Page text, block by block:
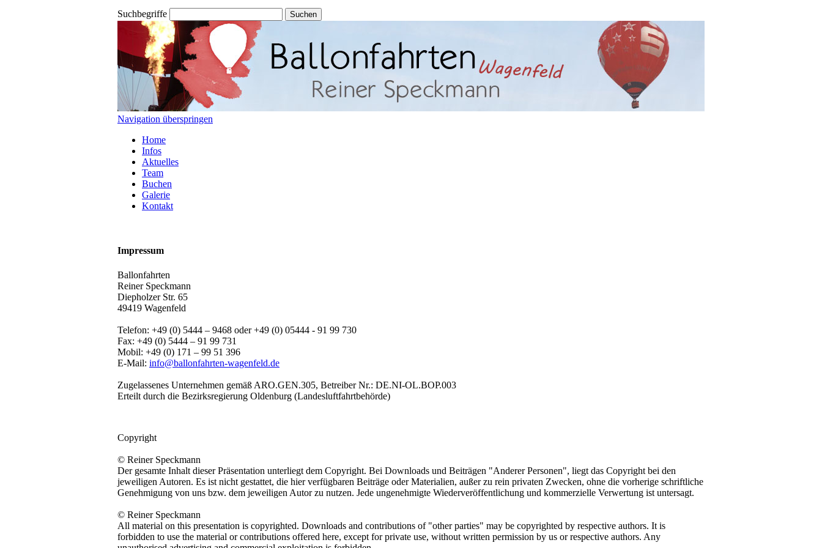
Suchbegriffe
Navigation überspringen
Home
Infos
Aktuelles
Team
Buchen
Galerie
Kontakt
Impressum
Ballonfahrten
Reiner Speckmann
Diepholzer Str. 65
49419 Wagenfeld
Telefon: +49 (0) 5444 – 9468 oder +49 (0) 05444 - 91 99 730
Fax: +49 (0) 5444 – 91 99 731
Mobil: +49 (0) 171 – 99 51 396
E-Mail: info@ballonfahrten-wagenfeld.de
Zugelassenes Unternehmen gemäß ARO.GEN.305, Betreiber Nr.: DE.NI-OL.BOP.003
Erteilt durch die Bezirksregierung Oldenburg (Landesluftfahrtbehörde)
Copyright
© Reiner Speckmann
Der gesamte Inhalt dieser Präsentation unterliegt dem Copyright. Bei Downloads und Beiträgen "Anderer Personen", liegt das Copyright bei den
jeweiligen Autoren. Es ist nicht gestattet, die hier verfügbaren Beiträge oder Materialien, außer zu rein privaten Zwecken, ohne die vorherige schriftliche
Genehmigung von uns bzw. dem jeweiligen Autor zu nutzen. Jede ungenehmigte Wiederveröffentlichung und kommerzielle Verwertung ist untersagt.
© Reiner Speckmann
All material on this presentation is copyrighted. Downloads and contributions of "other parties" may be copyrighted by respective authors. It is
forbidden to use the material or contributions offered here, except for private use, without written permission by us or respective authors. Any